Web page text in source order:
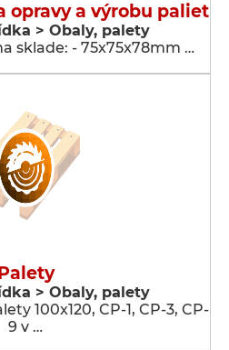
opravy a výrobu paliet
> Obaly, palety
sklade: - 75x75x78mm …
> Obaly, palety
100x120, CP-1, CP-3, CP-
9 v …